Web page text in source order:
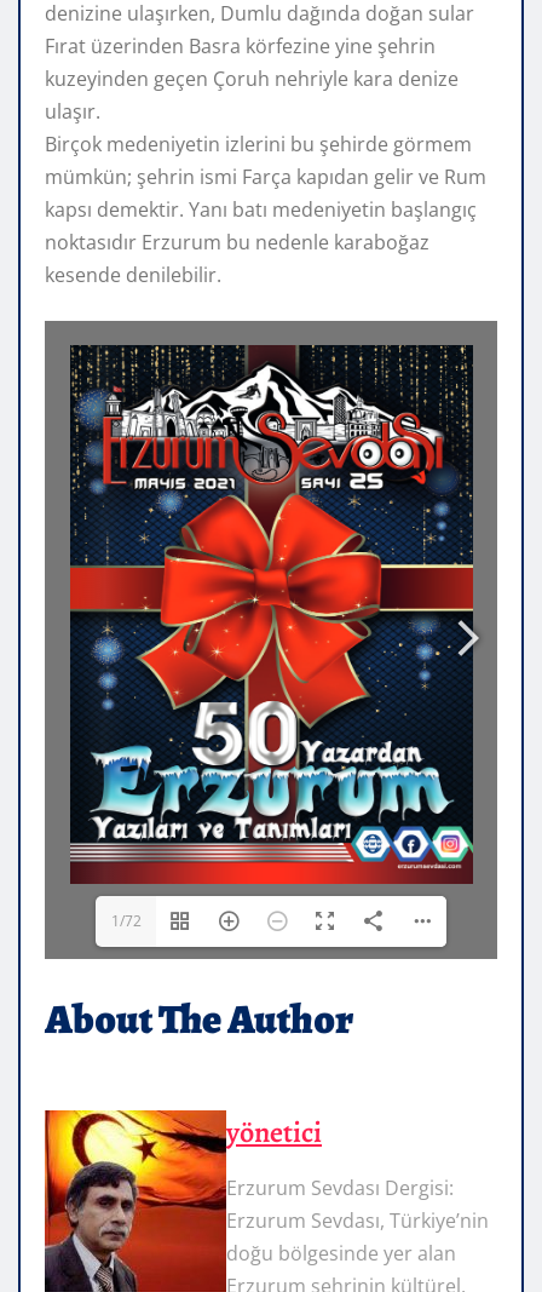
denizine ulaşırken, Dumlu dağında doğan sular
Fırat üzerinden Basra körfezine yine şehrin
kuzeyinden geçen Çoruh nehriyle kara denize
ulaşır.
Birçok medeniyetin izlerini bu şehirde görmem
mümkün; şehrin ismi Farça kapıdan gelir ve Rum
kapsı demektir. Yanı batı medeniyetin başlangıç
noktasıdır Erzurum bu nedenle karaboğaz
kesende denilebilir.
1/72
About The Author
yönetici
Erzurum Sevdası Dergisi:
Erzurum Sevdası, Türkiye’nin
doğu bölgesinde yer alan
Erzurum şehrinin kültürel,